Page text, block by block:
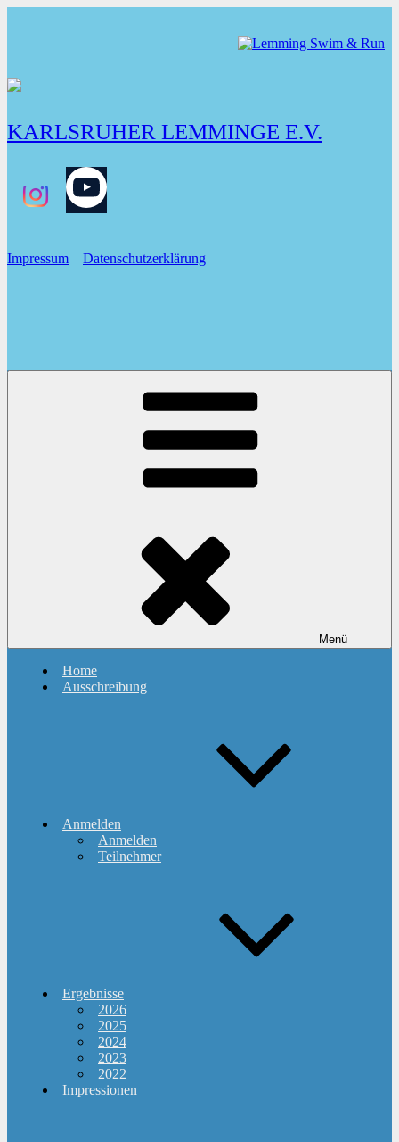
KARLSRUHER LEMMINGE E.V.
YOUTUBE
Impressum Datenschutzerklärung
Lemming
Swim & Run
Menü
Home
Ausschreibung
Anmelden
Anmelden
Teilnehmer
Ergebnisse
2026
2025
2024
2023
2022
Impressionen